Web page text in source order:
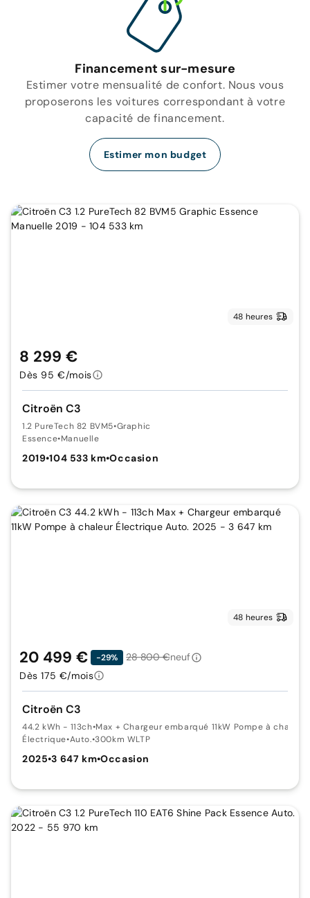
Financement sur-mesure
Estimer votre mensualité de confort. Nous vous
proposerons les voitures correspondant à votre
capacité de financement.
Estimer mon budget
48 heures
Citroën C3
1.2 PureTech 82 BVM5•Graphic
Essence•Manuelle
2019•104 533 km•Occasion
8 299 €
Dès 95 €/mois
48 heures
Citroën C3
44.2 kWh - 113ch•Max + Chargeur embarqué 11kW Pompe à chaleur
Électrique•Auto.•300km WLTP
2025•3 647 km•Occasion
20 499 € -29% 28 800 €neuf
Dès 175 €/mois